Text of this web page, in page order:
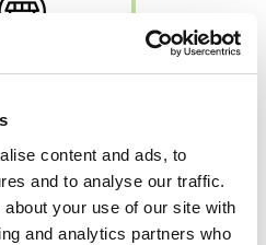
content and ads, to
and to analyse our traffic.
your use of our site with
and analytics partners who